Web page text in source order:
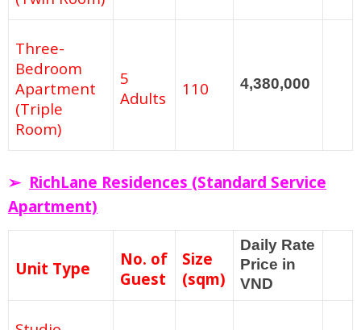
Three-
Bedroom
Apartment
(Triple
Room)
5
Adults
110 4,380,000
➢ RichLane Residences (Standard Service
Apartment)
Unit Type
No. of
Guest
Size
(sqm)
Daily Rate
Price in
VND